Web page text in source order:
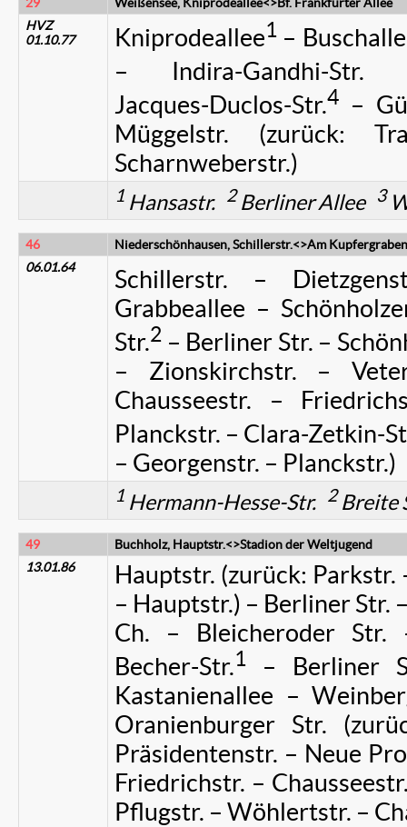
HVZ
01.10.77
Kniprodeallee1 –
– Indira-Gandhi-Str.
Jacques‑Duclos-Str.4 –
Müggelstr. (zurück:
Scharnweberstr.)
1 Hansastr. 2Berliner Allee 3
46
Niederschönhausen, Schillerstr.<>Am Kupfergraben
06.01.64
Schillerstr. –
Grabbeallee –
Str.2 – Berliner Str. –
– Zionskirchstr. –
Chausseestr. –
Planckstr. – Clara-Zetkin-
– Georgenstr. – Planckstr.)
1 Hermann-Hesse-Str. 2Breite
49
Buchholz, Hauptstr.<>Stadion der Weltjugend
13.01.86
Hauptstr. (zurück:
– Hauptstr.) – Berliner Str.
Ch. – Bleicheroder Str.
Becher-Str.1 – Berliner
Kastanienallee –
Oranienburger Str.
Präsidentenstr. – Neue
Friedrichstr. –
Pflugstr. – Wöhlertstr. –